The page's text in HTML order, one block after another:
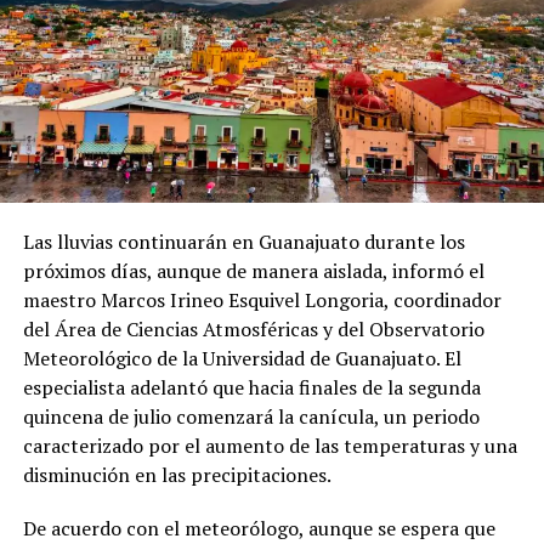
Las lluvias continuarán en Guanajuato durante los
próximos días, aunque de manera aislada, informó el
maestro Marcos Irineo Esquivel Longoria, coordinador
del Área de Ciencias Atmosféricas y del Observatorio
Meteorológico de la Universidad de Guanajuato. El
especialista adelantó que hacia finales de la segunda
quincena de julio comenzará la canícula, un periodo
caracterizado por el aumento de las temperaturas y una
disminución en las precipitaciones.
De acuerdo con el meteorólogo, aunque se espera que